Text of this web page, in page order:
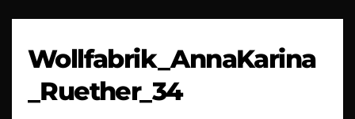
Wollfabrik_AnnaKarina
_Ruether_34